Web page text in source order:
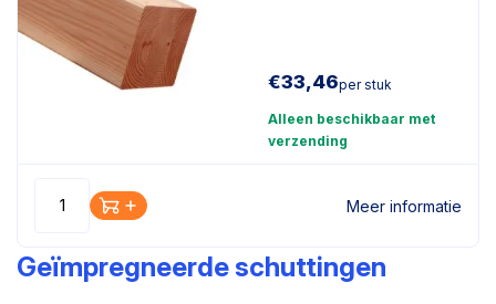
€33,46per stuk
Alleen beschikbaar met
verzending
Meer informatie
Geïmpregneerde schuttingen